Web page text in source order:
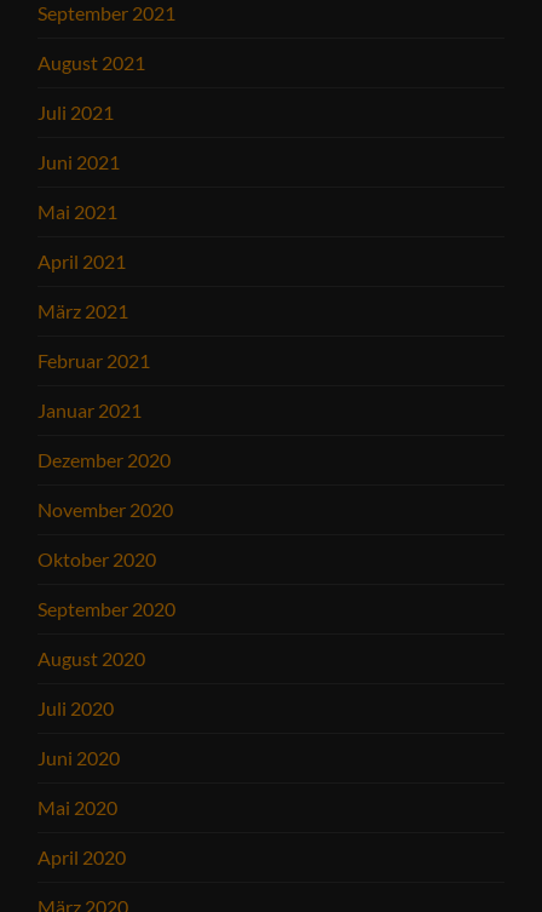
September 2021
August 2021
Juli 2021
Juni 2021
Mai 2021
April 2021
März 2021
Februar 2021
Januar 2021
Dezember 2020
November 2020
Oktober 2020
September 2020
August 2020
Juli 2020
Juni 2020
Mai 2020
April 2020
März 2020